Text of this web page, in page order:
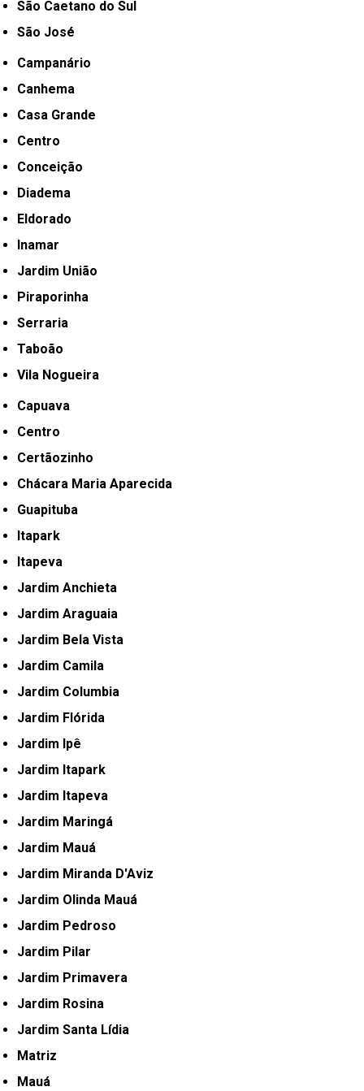
São Caetano do Sul
São José
Campanário
Canhema
Casa Grande
Centro
Conceição
Diadema
Eldorado
Inamar
Jardim União
Piraporinha
Serraria
Taboão
Vila Nogueira
Capuava
Centro
Certãozinho
Chácara Maria Aparecida
Guapituba
Itapark
Itapeva
Jardim Anchieta
Jardim Araguaia
Jardim Bela Vista
Jardim Camila
Jardim Columbia
Jardim Flórida
Jardim Ipê
Jardim Itapark
Jardim Itapeva
Jardim Maringá
Jardim Mauá
Jardim Miranda D'Aviz
Jardim Olinda Mauá
Jardim Pedroso
Jardim Pilar
Jardim Primavera
Jardim Rosina
Jardim Santa Lídia
Matriz
Mauá